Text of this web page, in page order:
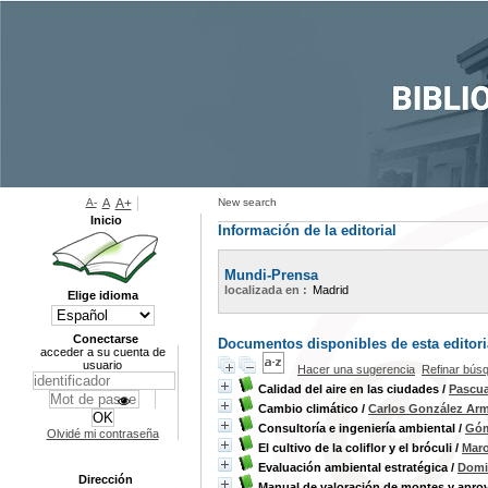
New search
Información de la editorial
Mundi-Prensa
localizada en : Madrid
Documentos disponibles de esta
Hacer una sugerencia Refinar
Calidad del aire en las ciudades /
Cambio climático / Carlos González
Consultoría e ingeniería ambiental /
El cultivo de la coliflor y el bróculi /
Evaluación ambiental estratégica /
A- A A+
Inicio
Elige idioma
Conectarse
acceder a su cuenta de
usuario
Olvidé mi contraseña
Dirección